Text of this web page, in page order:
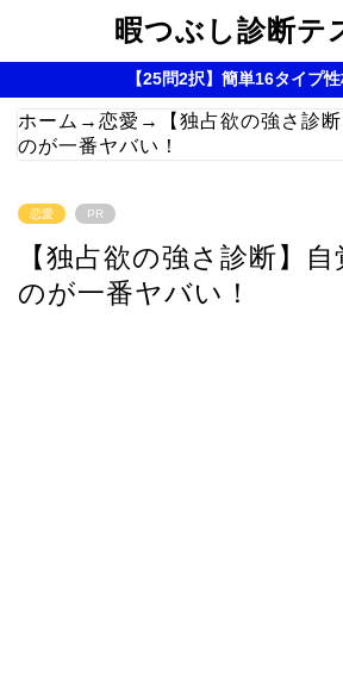
暇つぶし診断テ
【25問2択】簡単16タイプ
ホーム → 恋愛 →
【独占欲の強さ診
のが一番ヤバい！
恋愛 PR
【独占欲の強さ診断】
のが一番ヤバい！